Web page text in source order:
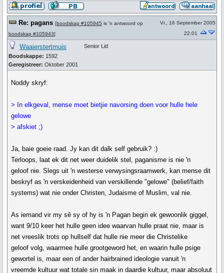
Re: pagans [boodskap #105945 is 'n antwoord op
boodskap #105943]
Vr., 16 September 2005
22:01
Waaierstertmuis
Boodskappe: 1592
Geregistreer: Oktober 2001
Senior Lid
Noddy skryf:
> In elkgeval, mense moet bietjie navorsing doen voor hulle hele
gelowe
> afskiet ;)
Ja, baie goeie raad. Jy kan dit dalk self gebruik? :)
Terloops, laat ek dit net weer duidelik stel, paganisme is nie 'n
geloof nie. Slegs uit 'n westerse verwysingsraamwerk, kan mense dit
beskryf as 'n verskeidenheid van verskillende "gelowe" (belief/faith
systems) wat nie onder Christen, Judaisme of Muslim, val nie.
As iemand vir my sê sy of hy is 'n Pagan begin ek gewoonlik giggel,
want 9/10 keer het hulle geen idee waarvan hulle praat nie, maar is
net vreeslik trots op hullself dat hulle nie meer die Christelike
geloof volg, waarmee hulle grootgeword het, en waarin hulle psige
gewortel is, maar een of ander hairbrained ideologie vanuit 'n
vreemde kultuur wat totale sin maak in daardie kultuur, maar absoluut